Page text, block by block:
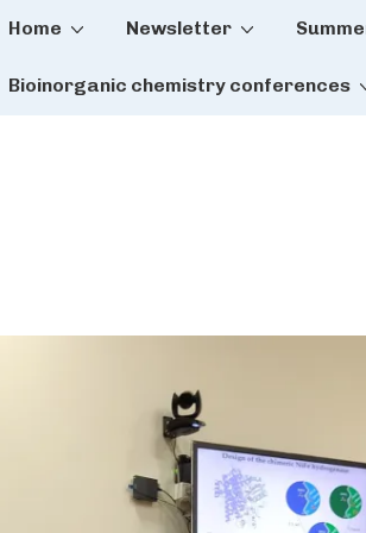
Main
Home Newsletter
Bioinorganic chemistry conferences